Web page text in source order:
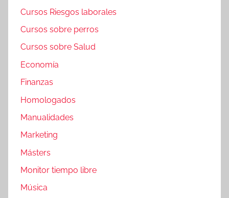
Cursos Riesgos laborales
Cursos sobre perros
Cursos sobre Salud
Economía
Finanzas
Homologados
Manualidades
Marketing
Másters
Monitor tiempo libre
Música